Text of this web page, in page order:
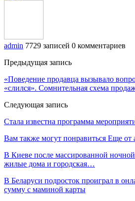
admin 7729 записей 0 комментариев
Предыдущая запись
«Поведение продавца вызывало
«слился». Сомнительная схема
Следующая запись
Стала известна программа
Вам также могут понравиться Еще от
В Киеве после массированной
жилые дома и городская…
В Беларуси подросток проиграл в
сумму с маминой карты